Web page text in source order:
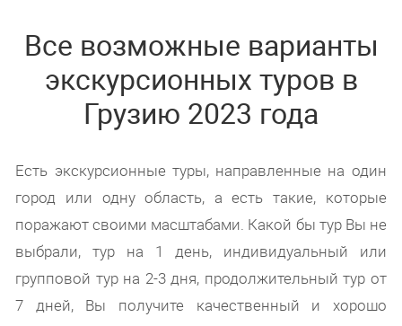
Все возможные варианты
экскурсионных туров в
Грузию 2023 года
Есть экскурсионные туры, направленные на один
город или одну область, а есть такие, которые
поражают своими масштабами. Какой бы тур Вы не
выбрали, тур на 1 день, индивидуальный или
групповой тур на 2-3 дня, продолжительный тур от
7 дней, Вы получите качественный и хорошо